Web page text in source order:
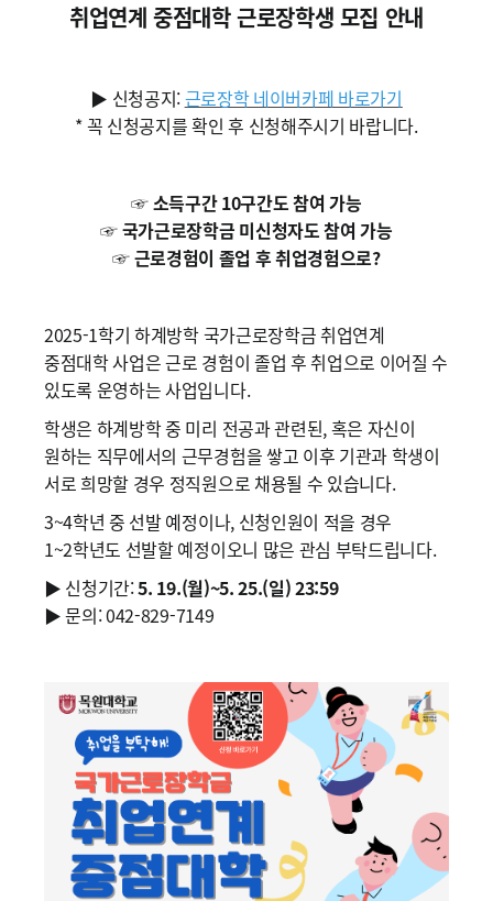
취업연계 중점대학 근로장학생 모집 안내
▶ 신청공지:근로장학 네이버카페 바로가기
* 꼭 신청공지를 확인 후 신청해주시기 바랍니다.
☞ 소득구간 10구간도 참여 가능
☞ 국가근로장학금 미신청자도 참여 가능
☞ 근로경험이 졸업 후 취업경험으로?
2025-1학기 하계방학 국가근로장학금 취업연계
중점대학 사업은 근로 경험이 졸업 후 취업으로 이어질 수
있도록 운영하는 사업입니다.
학생은 하계방학 중 미리 전공과 관련된, 혹은 자신이
원하는 직무에서의 근무경험을 쌓고 이후 기관과 학생이
서로 희망할 경우 정직원으로 채용될 수 있습니다.
3~4학년 중 선발 예정이나, 신청인원이 적을 경우
1~2학년도 선발할 예정이오니 많은 관심 부탁드립니다.
▶ 신청기간:5. 19.(월)~5. 25.(일) 23:59
▶ 문의: 042-829-7149